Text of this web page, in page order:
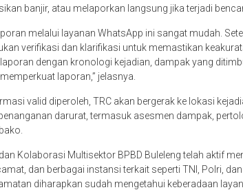
banjir, atau melaporkan langsung jika terjadi
melalui layanan WhatsApp ini sangat mudah.
verifikasi dan klarifikasi untuk memastikan
dengan kronologi kejadian, dampak yang
laporan,” jelasnya.
valid diperoleh, TRC akan bergerak ke lokasi
darurat, termasuk asesmen dampak,
Kolaborasi Multisektor BPBD Buleleng telah aktif
dan berbagai instansi terkait seperti TNI, Polri,
diharapkan sudah mengetahui keberadaan